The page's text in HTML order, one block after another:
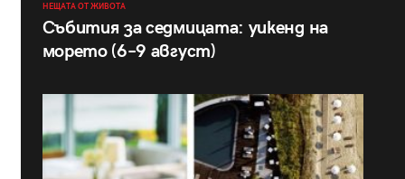
НЕЩАТА ОТ ЖИВОТА
Събития за седмицата: уикенд на
морето (6–9 август)